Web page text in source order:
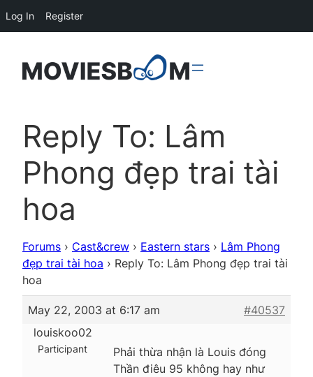
Reply To: Lâm
Phong đẹp trai tài
hoa
Forums › Cast&crew › Eastern stars › Lâm Phong
đẹp trai tài hoa › Reply To: Lâm Phong đẹp trai tài
hoa
May 22, 2003 at 6:17 am
#40537
louiskoo02
Participant
Phải thừa nhận là Louis đóng
Thần điêu 95 không hay như
Log In Register